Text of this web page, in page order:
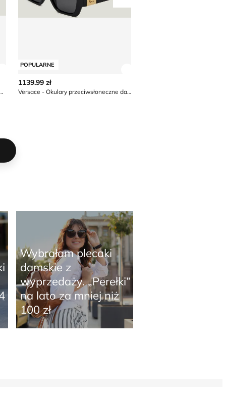
damskie MIU MIU
POPULARNE
1139.99 zł
Versace - Okulary przeciwsłoneczne damskie
Wybrałam plecaki
damskie z
wyprzedaży. „Perełki”
na lato za mniej niż
100 zł